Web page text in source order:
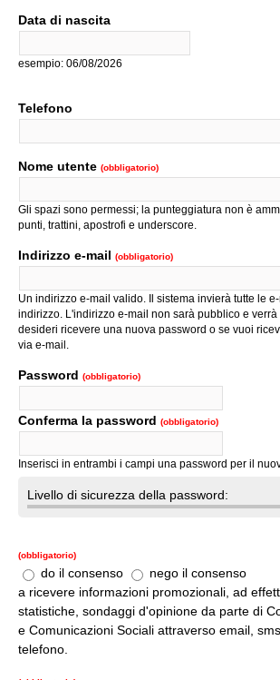
Data di nascita
esempio: 06/08/2026
Telefono
Nome utente (obbligatorio)
Gli spazi sono permessi; la punteggiatura non è
punti, trattini, apostrofi e underscore.
Indirizzo e-mail (obbligatorio)
Un indirizzo e-mail valido. Il sistema invierà tutte le
indirizzo. L'indirizzo e-mail non sarà pubblico e verrà
desideri ricevere una nuova password o se vuoi
via e-mail.
Livello di sicurezza della password:
Password (obbligatorio)
Conferma la password (obbligatorio)
Inserisci in entrambi i campi una password per il
(obbligatorio)
do il consenso
nego il consenso
a ricevere informazioni promozionali, ad
statistiche, sondaggi d'opinione da parte di
e Comunicazioni Sociali attraverso email,
telefono.